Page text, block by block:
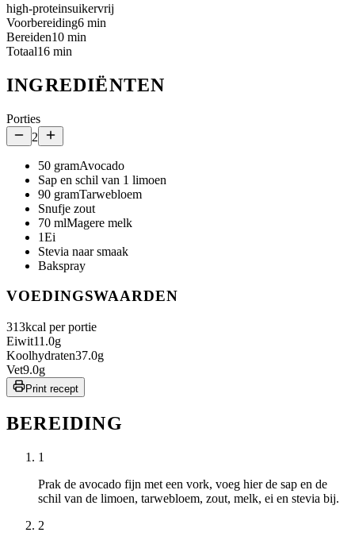
high-proteinsuikervrij
Voorbereiding6 min
Bereiden10 min
Totaal16 min
INGREDIËNTEN
Porties
2
50 gramAvocado
Sap en schil van 1 limoen
90 gramTarwebloem
Snufje zout
70 mlMagere melk
1Ei
Stevia naar smaak
Bakspray
VOEDINGSWAARDEN
313kcal per portie
Eiwit11.0g
Koolhydraten37.0g
Vet9.0g
Print recept
BEREIDING
1
Prak de avocado fijn met een vork, voeg hier de sap en de
schil van de limoen, tarwebloem, zout, melk, ei en stevia bij.
2